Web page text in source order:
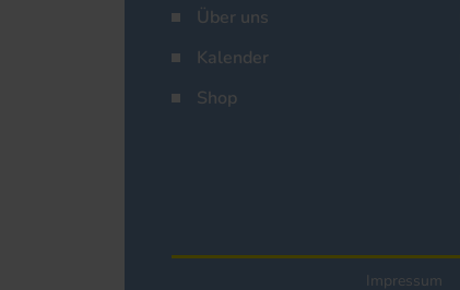
Über uns
Kalender
Shop
Impressum